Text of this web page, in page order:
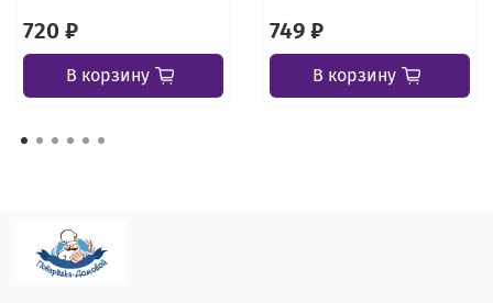
720 ₽
В корзину
749 ₽
В корзину